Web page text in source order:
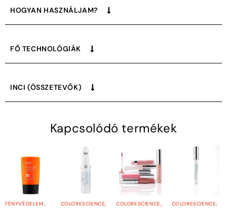
HOGYAN HASZNÁLJAM?
FŐ TECHNOLÓGIÁK
INCI (ÖSSZETEVŐK)
Kapcsolódó termékek
FÉNYVÉDELEM, COLORESCIENCE, COLORESCIENCE, COLORESCIENCE,